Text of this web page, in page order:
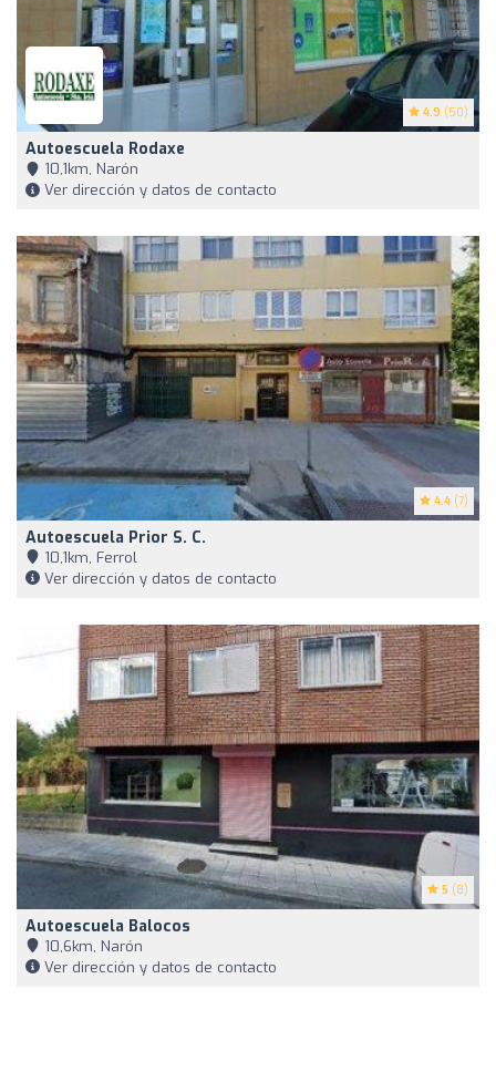
4.9 (50)
Autoescuela Rodaxe
10,1km, Narón
Ver dirección y datos de contacto
4.4 (7)
Autoescuela Prior S. C.
10,1km, Ferrol
Ver dirección y datos de contacto
5 (8)
Autoescuela Balocos
10,6km, Narón
Ver dirección y datos de contacto